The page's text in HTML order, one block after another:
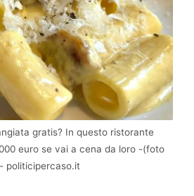
gratis? In questo ristorante
euro se vai a cena da loro -(foto
politicipercaso.it